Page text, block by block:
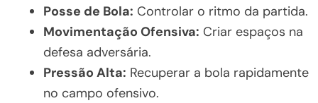
Posse de Bola: Controlar o ritmo da partida.
Movimentação Ofensiva: Criar espaços na
defesa adversária.
Pressão Alta: Recuperar a bola rapidamente
no campo ofensivo.